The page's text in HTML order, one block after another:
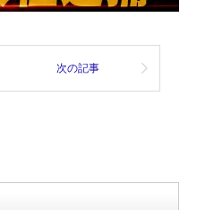
次の記事